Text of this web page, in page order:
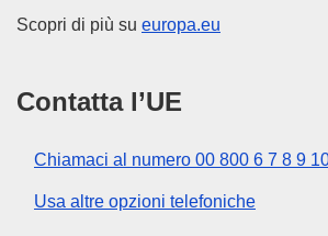
Scopri di più su europa.eu
Contatta l’UE
Chiamaci al numero 00 800 6 7 8 9
Usa altre opzioni telefoniche